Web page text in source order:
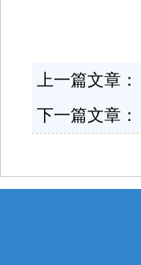
上一篇文章：
下一篇文章：